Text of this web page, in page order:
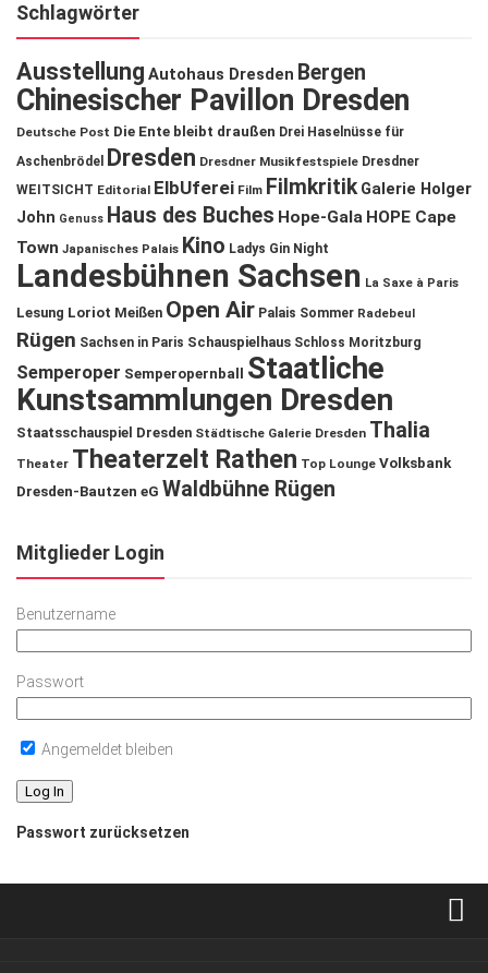
Schlagwörter
Ausstellung Autohaus Dresden Bergen
Chinesischer Pavillon Dresden
Deutsche Post Die Ente bleibt draußen Drei Haselnüsse für
Aschenbrödel
Dresden Dresdner Musikfestspiele Dresdner
WEITSICHT Editorial ElbUferei Film Filmkritik Galerie Holger
John Genuss Haus des Buches Hope-Gala HOPE Cape
Town Japanisches Palais Kino Ladys Gin Night
Landesbühnen Sachsen La Saxe à Paris
Lesung Loriot Meißen Open Air Palais Sommer Radebeul
Rügen Sachsen in Paris Schauspielhaus Schloss Moritzburg
Semperoper Semperopernball
Staatliche
Kunstsammlungen Dresden
Staatsschauspiel Dresden Städtische Galerie Dresden Thalia
Theater Theaterzelt Rathen Top Lounge Volksbank
Dresden-Bautzen eG Waldbühne Rügen
Mitglieder Login
Benutzername
Passwort
Angemeldet bleiben
Passwort zurücksetzen